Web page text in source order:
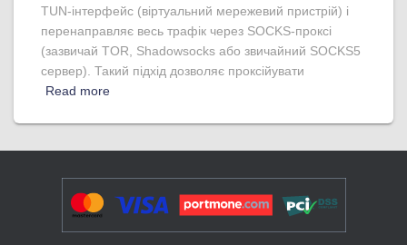
TUN-інтерфейс (віртуальний мережевий пристрій) і
перенаправляє весь трафік через SOCKS-проксі
(зазвичай TOR, Shadowsocks або звичайний SOCKS5
сервер). Такий підхід дозволяє проксійувати
Read more